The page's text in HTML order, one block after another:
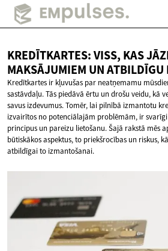
KREDĪTKARTES: VISS, KAS
MAKSĀJUMIEM UNATBILDĪGU
Kredītkartes ir kļuvušas par neatņemamu
sastāvdaļu. Tās piedāvā ērtu un drošu veidu, kā
savus izdevumus. Tomēr, lai pilnībā izmantotu
izvairītos no potenciālajām problēmām, ir
principus un pareizu lietošanu. Šajā rakstā mēs
būtiskākos aspektus, to priekšrocības un riskus,
atbildīgai to izmantošanai.